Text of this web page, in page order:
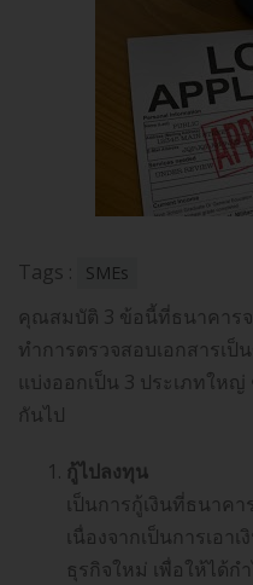
Tags : SMEs
คุณสมบัติ 3 ข้อนี้ที่ธนาคาร
ทำการตรวจสอบเอกสารเ
แบ่งออกเป็น 3 ประเภทให
กันไป
กู้ไปลงทุน
เป็นการกู้เงินที่ธนาค
เนื่องจากเป็นการเอา
ธุรกิจใหม่ เพื่อให้ได้ก